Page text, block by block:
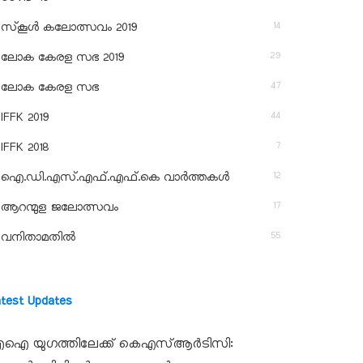
സ്‌കൂള്‍ കലോത്സവം 2019 14
ലോക കേരള സഭ 2019 29
ലോക കേരള സഭ 47
IFFK 2019 44
IFFK 2018 7
ഐ.ഡി.എസ്.എഫ്.എഫ്.കെ വാർത്തകൾ 12
ആറന്മുള ജലോത്സവം 17
വനിതാമതിൽ 55
Updates
യുഗത്തിലേക്ക് കെഎസ്ആർടിസി: